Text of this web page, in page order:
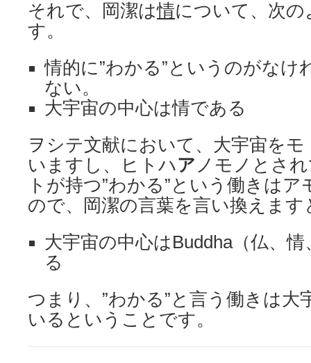
それで、岡潔は情について、次
す。
情的に”わかる”というのがなけ
ない。
大宇宙の中心は情である
ヲシテ文献において、大宇宙を
いますし、ヒトハア ノモノとさ
トが持つ”わかる”という働きは
ので、岡潔の言葉を言い換えま
大宇宙の中心はBuddha（仏、
る
つまり、”わかる”と言う働きは大
いるということです。